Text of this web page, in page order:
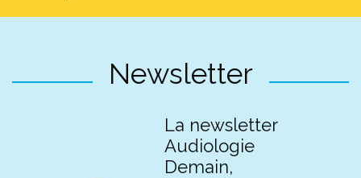
Newsletter
La newsletter
Audiologie
Demain,